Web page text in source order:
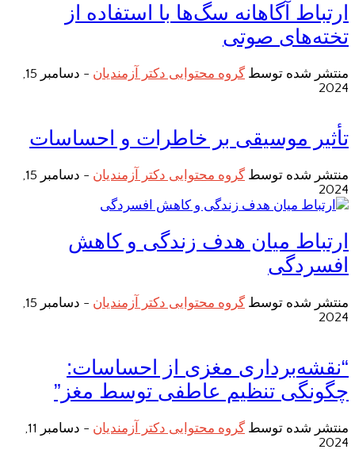
ارتباط آگاهانه سگ‌ها با استفاده از
تخته‌های صوتی
منتشر شده توسط گروه محتوایی دکتر آزمندیان -
دسامبر 15,
2024
تأثیر موسیقی بر خاطرات و احساسات
منتشر شده توسط گروه محتوایی دکتر آزمندیان -
دسامبر 15,
2024
ارتباط میان هدف زندگی و کاهش
افسردگی
منتشر شده توسط گروه محتوایی دکتر آزمندیان -
2024
“نقشه‌برداری مغزی از احساسات:
چگونگی تنظیم عاطفی توسط مغز”
منتشر شده توسط گروه محتوایی دکتر آزمندیان -
دسامبر 11,
2024